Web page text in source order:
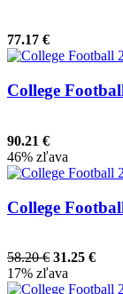
77.17 €
College
90.21 €
46% zľava
College
58.20 € 31.25 €
17% zľava